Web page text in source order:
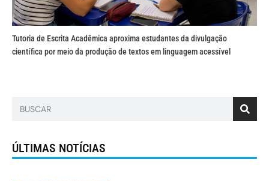
Tutoria de Escrita Acadêmica aproxima estudantes da divulgação
científica por meio da produção de textos em linguagem acessível
ÚLTIMAS NOTÍCIAS